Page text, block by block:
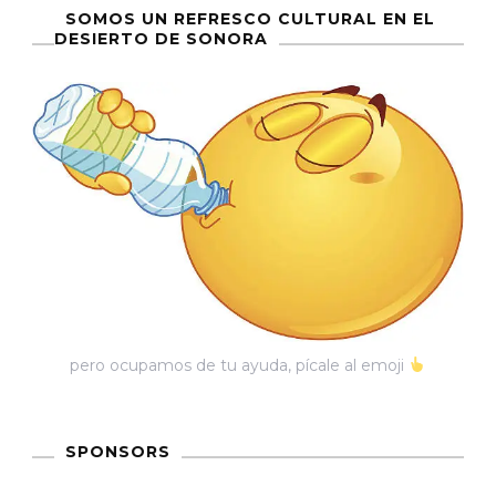
SOMOS UN REFRESCO CULTURAL EN EL
DESIERTO DE SONORA
pero ocupamos de tu ayuda, pícale al emoji
SPONSORS